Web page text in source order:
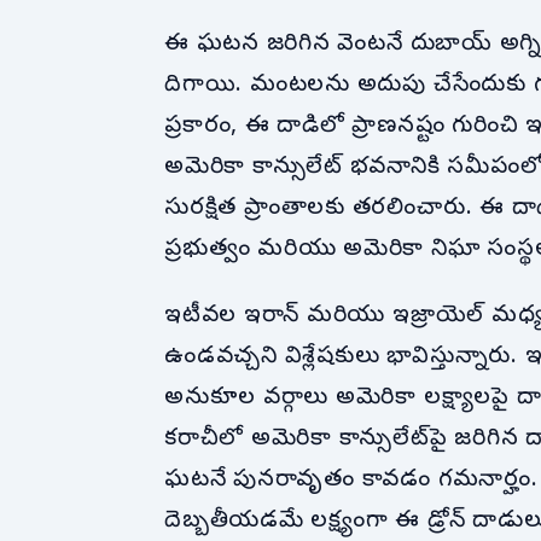
ఈ ఘటన జరిగిన వెంటనే దుబాయ్
దిగాయి. మంటలను అదుపు
ప్రకారం, ఈ దాడిలో ప్రాణనష్టం గురించి
అమెరికా కాన్సులేట్ భవనానికి
సురక్షిత ప్రాంతాలకు తరలించారు.
ప్రభుత్వం మరియు అమెరికా నిఘా
ఇటీవల ఇరాన్ మరియు ఇజ్రాయెల్ మధ్య
ఉండవచ్చని విశ్లేషకులు
అనుకూల వర్గాలు అమెరికా లక్ష్యాలపై
కరాచీలో అమెరికా కాన్సులేట్‌పై జరిగిన
ఘటనే పునరావృతం కావడం
దెబ్బతీయడమే లక్ష్యంగా ఈ డ్రోన్ దాడులు